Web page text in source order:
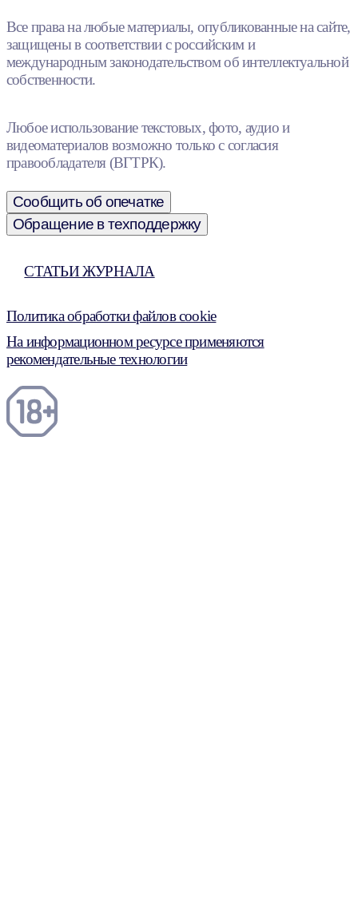
Все права на любые материалы, опубликованные на сайте,
защищены в соответствии с российским и
международным законодательством об интеллектуальной
собственности.
Любое использование текстовых, фото, аудио и
видеоматериалов возможно только с согласия
правообладателя (ВГТРК).
Сообщить об опечатке
Обращение в техподдержку
СТАТЬИ ЖУРНАЛА
Политика обработки файлов cookie
На информационном ресурсе применяются
рекомендательные технологии